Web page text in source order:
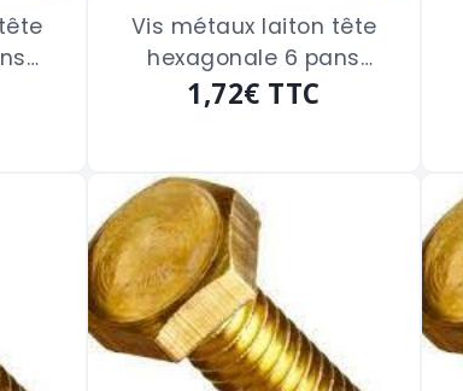
40
Vis métaux laiton tête
hexagonale 6 pans
filetage total de 5 x 40
1,72€ TTC